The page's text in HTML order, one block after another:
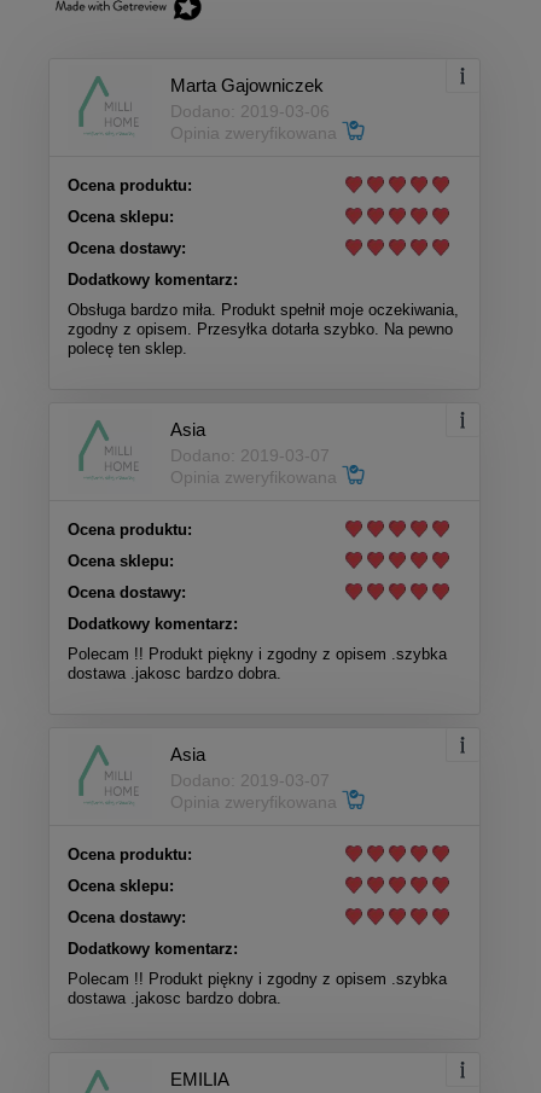
Marta Gajowniczek
Dodano: 2019-03-06
Opinia zweryfikowana
Ocena produktu:
Ocena sklepu:
Ocena dostawy:
Dodatkowy komentarz:
Obsługa bardzo miła. Produkt spełnił moje oczekiwania,
zgodny z opisem. Przesyłka dotarła szybko. Na pewno
polecę ten sklep.
Asia
Dodano: 2019-03-07
Opinia zweryfikowana
Ocena produktu:
Ocena sklepu:
Ocena dostawy:
Dodatkowy komentarz:
Polecam !! Produkt piękny i zgodny z opisem .szybka
dostawa .jakosc bardzo dobra.
Asia
Dodano: 2019-03-07
Opinia zweryfikowana
Ocena produktu:
Ocena sklepu:
Ocena dostawy:
Dodatkowy komentarz:
Polecam !! Produkt piękny i zgodny z opisem .szybka
dostawa .jakosc bardzo dobra.
EMILIA